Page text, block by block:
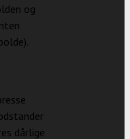
og
dårlige